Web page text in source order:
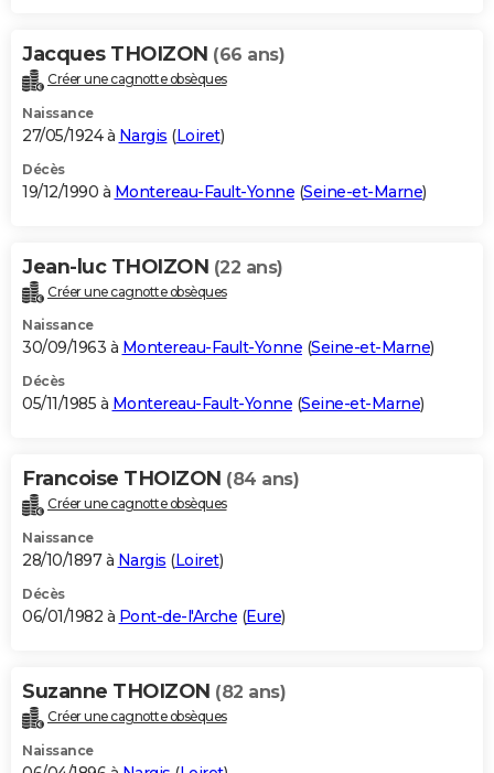
Jacques THOIZON (66 ans)
Créer une cagnotte obsèques
Naissance
27/05/1924 à Nargis (Loiret)
Décès
19/12/1990 à Montereau-Fault-Yonne (Seine-et-Marne)
Jean-luc THOIZON (22 ans)
Créer une cagnotte obsèques
Naissance
30/09/1963 à Montereau-Fault-Yonne (Seine-et-Marne)
Décès
05/11/1985 à Montereau-Fault-Yonne (Seine-et-Marne)
Francoise THOIZON (84 ans)
Créer une cagnotte obsèques
Naissance
28/10/1897 à Nargis (Loiret)
Décès
06/01/1982 à Pont-de-l'Arche (Eure)
Suzanne THOIZON (82 ans)
Créer une cagnotte obsèques
Naissance